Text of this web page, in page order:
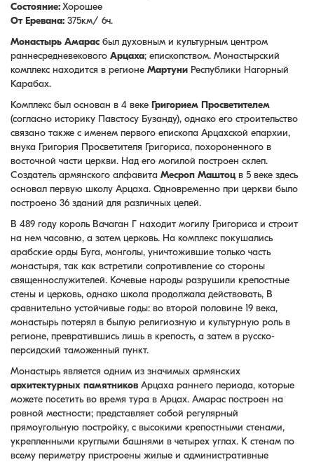
Состояние:Хорошее
От Еревана: 375км/ 6ч.
Монастырь Амарас был духовным и культурным центром
раннесредневекового Арцаха; епископством. Монастырский
комплекс находится в регионе Мартуни Республики Нагорный
Карабах.
Комплекс был основан в 4 веке Григорием Просветителем
(согласно историку Павстосу Бузанду), однако его строительство
связано также с именем первого епископа Арцахской епархии,
внука Григория Просветителя Григориса, похороненного в
восточной части церкви. Над его могилой построен склеп.
Создатель армянского алфавита Месроп Маштоцв 5 веке здесь
основал первую школу Арцаха. Одновременно при церкви было
построено 36 зданий для различных целей.
В 489 году король Вачаган Г находит могилу Григориса и строит
на нем часовню, а затем церковь. На комплекс покушались
арабские орды Буга, монголы, уничтожившие только часть
монастыря, так как встретили сопротивление со стороны
священнослужителей. Кочевые народы разрушили крепостные
стены и церковь, однако школа продолжала действовать, В
сравнительно устойчивые годы: во второй половине 19 века,
монастырь потерял в былую религиозную и культурную роль в
регионе, превратившись лишь в крепость, а затем в русско-
персидский таможенный пункт.
Монастырь является одним из значимых армянских
архитектурных памятников Арцаха раннего периода, которые
можете посетить во время тура в Арцах. Амарас построен на
ровной местности; представляет собой регулярный
прямоугольную постройку, с высокими крепостными стенами,
укрепленными круглыми башнями в четырех углах. К стенам по
всему периметру пристроены жилые и административные